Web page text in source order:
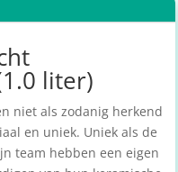
liter)
niet als zodanig herkend
en uniek. Uniek als de
team hebben een eigen